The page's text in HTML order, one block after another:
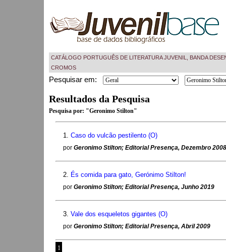
CATÁLOGO PORTUGUÊS DE LITERATURA JUVENIL, BANDA
CROMOS
Pesquisar em:
Resultados da Pesquisa
Pesquisa por: "Geronimo Stilton"
1. Caso do vulcão pestilento (O)
por Geronimo Stilton; Editorial Presença, Dezembro 2008
2. És comida para gato, Gerónimo Stilton!
por Geronimo Stilton; Editorial Presença, Junho 2019
3. Vale dos esqueletos gigantes (O)
por Geronimo Stilton; Editorial Presença, Abril 2009
1